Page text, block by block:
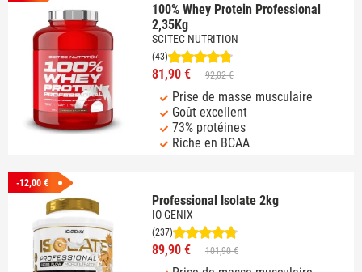
100% Whey Protein Professional
2,35Kg
SCITEC NUTRITION
(43)
81,90 € 92,02 €
Prise de masse musculaire
Goût excellent
73% protéines
Riche en BCAA
-12,00 €
Professional Isolate 2kg
IO GENIX
(237)
89,90 € 101,90 €